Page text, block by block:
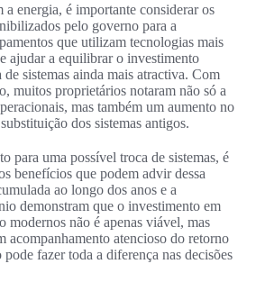
energia, é importante considerar os
pelo governo para a
que utilizam tecnologias mais
ajudar a equilibrar o investimento
sistemas ainda mais atractiva. Com
muitos proprietários notaram não só a
mas também um aumento no
dos sistemas antigos.
para uma possível troca de sistemas, é
benefícios que podem advir dessa
ao longo dos anos e a
demonstram que o investimento em
modernos não é apenas viável, mas
acompanhamento atencioso do retorno
pode fazer toda a diferença nas decisões